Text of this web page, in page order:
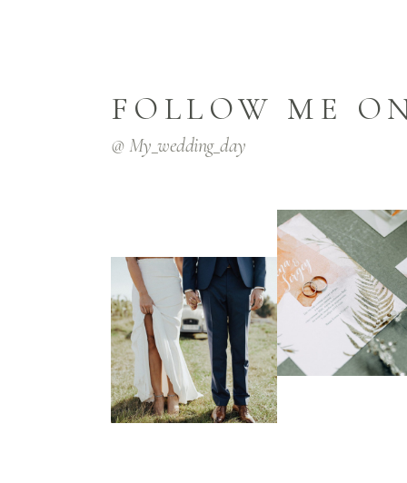
FOLLOW ME
@ My_wedding_day